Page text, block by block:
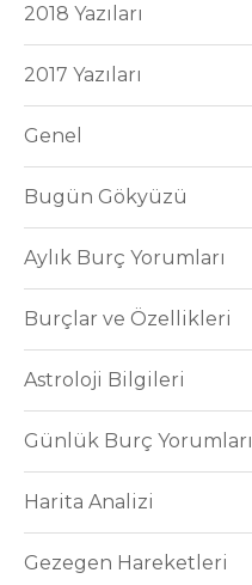
2018 Yazıları
2017 Yazıları
Genel
Bugün Gökyüzü
Aylık Burç Yorumları
Burçlar ve Özellikleri
Astroloji Bilgileri
Günlük Burç Yorumları
Harita Analizi
Gezegen Hareketleri